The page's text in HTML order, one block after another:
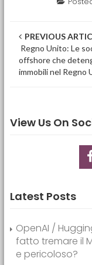
Post
PREVIOUS
Regno Unito: Le
offshore che
immobili nel Regno
View Us On
Latest Posts
OpenAI /
fatto tremare il
e pericoloso?